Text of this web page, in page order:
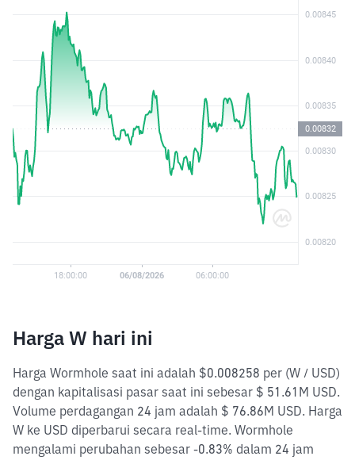
Harga W hari ini
Harga Wormhole saat ini adalah $0.008258 per (W / USD)
dengan kapitalisasi pasar saat ini sebesar $ 51.61M USD.
Volume perdagangan 24 jam adalah $ 76.86M USD. Harga
W ke USD diperbarui secara real-time. Wormhole
mengalami perubahan sebesar -0.83% dalam 24 jam